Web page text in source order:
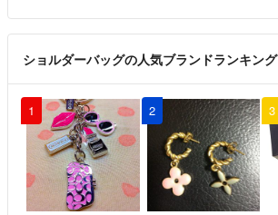
ショルダーバッグの人気ブランドランキング
1 2 3